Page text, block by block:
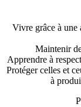
Vivre grâce à une
Maintenir
Apprendre à
Protéger celles et
à